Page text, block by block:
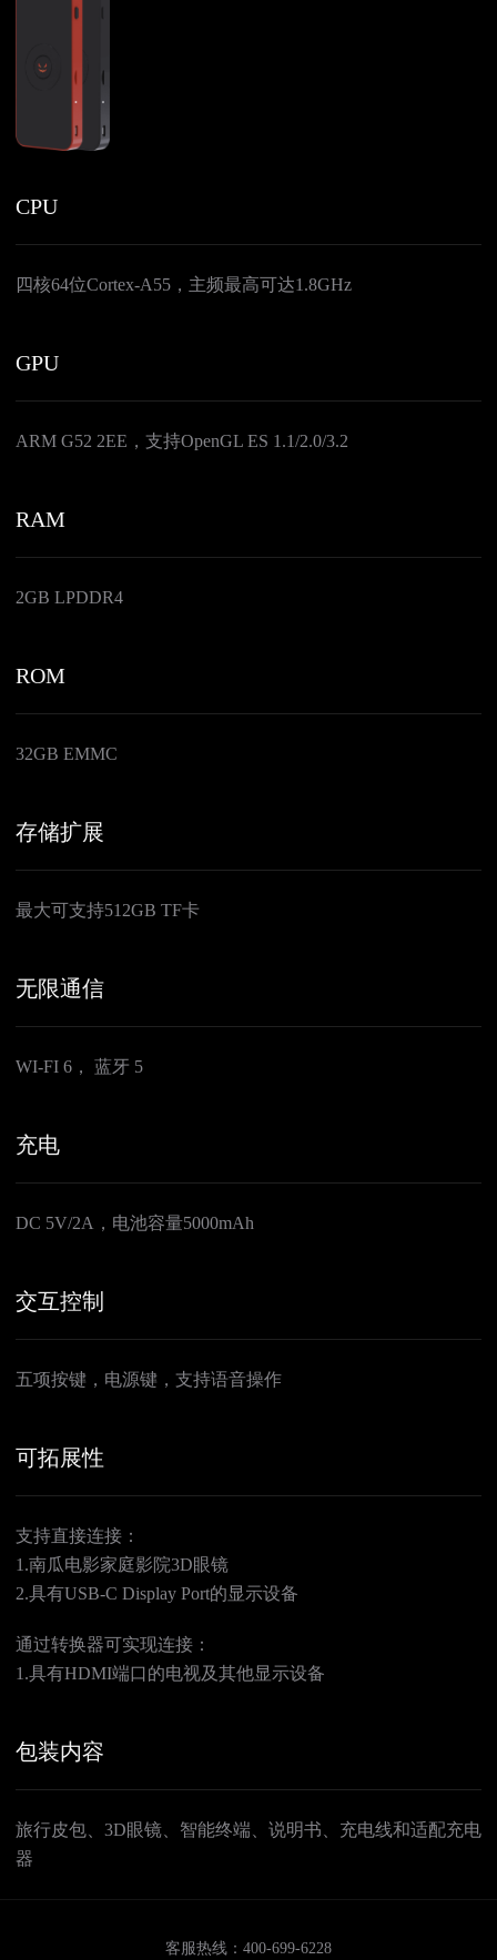
CPU
四核64位Cortex-A55，主频最高可达1.8GHz
GPU
ARM G52 2EE，支持OpenGL ES 1.1/2.0/3.2
RAM
2GB LPDDR4
ROM
32GB EMMC
存储扩展
最大可支持512GB TF卡
无限通信
WI-FI 6， 蓝牙 5
充电
DC 5V/2A，电池容量5000mAh
交互控制
五项按键，电源键，支持语音操作
可拓展性
支持直接连接：
1.南瓜电影家庭影院3D眼镜
2.具有USB-C Display Port的显示设备
通过转换器可实现连接：
1.具有HDMI端口的电视及其他显示设备
包装内容
旅行皮包、3D眼镜、智能终端、说明书、充电线和适配充电
器
客服热线：400-699-6228